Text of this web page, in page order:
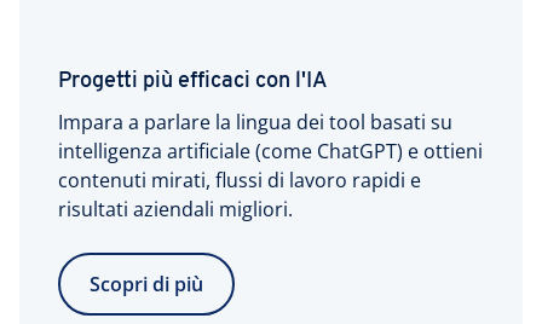
Progetti più efficaci con l'IA
Impara a parlare la lingua dei tool basati su
intelligenza artificiale (come ChatGPT) e ottieni
contenuti mirati, flussi di lavoro rapidi e
risultati aziendali migliori.
Scopri di più